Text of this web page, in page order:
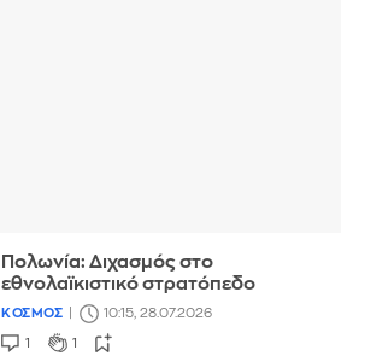
Πολωνία: Διχασμός στο
εθνολαϊκιστικό στρατόπεδο
ΚΟΣΜΟΣ 10:15, 28.07.2026
1 1